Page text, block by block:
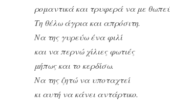
ρομαντικά και τρυφερά να με
Τη θέλω άγρια και απρόσιτη.
Να της γυρεύω ένα φιλί
και να περνώ χίλιες φωτιές
μήπως και το κερδίσω.
Να της ζητώ να υποταχτεί
κι αυτή να κάνει αντάρτικο.